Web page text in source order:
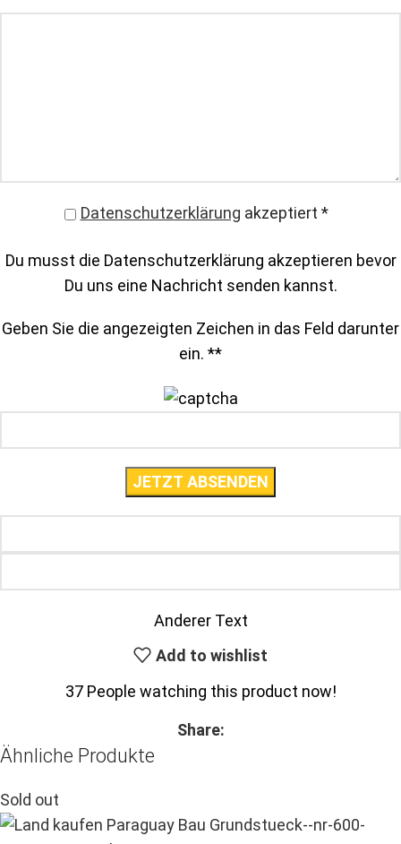
Datenschutzerklärung akzeptiert *
Du musst die Datenschutzerklärung akzeptieren bevor
Du uns eine Nachricht senden kannst.
Geben Sie die angezeigten Zeichen in das Feld darunter
ein. **
Anderer Text
Add to wishlist
37 People watching this product now!
Share:
Ähnliche Produkte
Sold out